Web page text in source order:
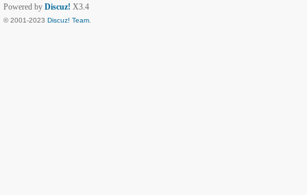
Powered by Discuz! X3.4
© 2001-2023 Discuz! Team